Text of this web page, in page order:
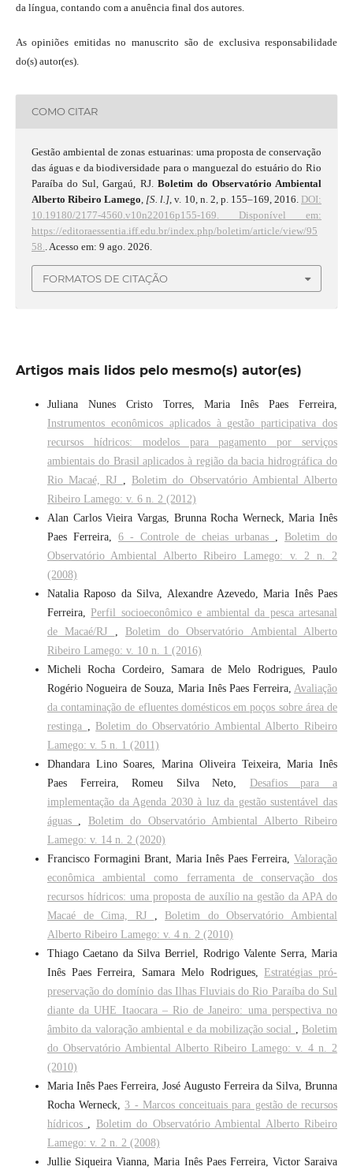
da língua, contando com a anuência final dos autores.
As opiniões emitidas no manuscrito são de exclusiva responsabilidade
do(s) autor(es).
COMO CITAR
Gestão ambiental de zonas estuarinas: uma proposta de conservação
das águas e da biodiversidade para o manguezal do estuário do Rio
Paraíba do Sul, Gargaú, RJ. Boletim do Observatório Ambiental
Alberto Ribeiro Lamego [S. l.] , v. 10, n. 2, p. 155–169, 2016. DOI:
10.19180/2177-4560.v10n22016p155-169.
Disponível em:
https://editoraessentia.iff.edu.br/index.php/boletim/article/view/95
58.
. Acesso em: 9 ago. 2026.
FORMATOS DE CITAÇÃO
Artigos mais lidos pelo mesmo(s) autor(es)
Juliana Nunes Cristo Torres, Maria Inês Paes Ferreira,
Instrumentos econômicos aplicados à gestão participativa dos
recursos hídricos: modelos para pagamento por serviços
ambientais do Brasil aplicados à região da bacia hidrográfica do
Rio Macaé, RJ
Boletim do Observatório Ambiental Alberto
Ribeiro Lamego: v. 6 n. 2 (2012)
Alan Carlos Vieira Vargas, Brunna Rocha Werneck, Maria Inês
Paes Ferreira, 6 - Controle de cheias urbanas
Boletim do
Observatório Ambiental Alberto Ribeiro Lamego: v. 2 n. 2
(2008)
Natalia Raposo da Silva, Alexandre Azevedo, Maria Inês Paes
Ferreira, Perfil socioeconômico e ambiental da pesca artesanal
de Macaé/RJ
Boletim do Observatório Ambiental Alberto
Ribeiro Lamego: v. 10 n. 1 (2016)
Micheli Rocha Cordeiro, Samara de Melo Rodrigues, Paulo
Rogério Nogueira de Souza, Maria Inês Paes Ferreira, Avaliação
da contaminação de efluentes domésticos em poços sobre área de
restinga
Boletim do Observatório Ambiental Alberto Ribeiro
Lamego: v. 5 n. 1 (2011)
Dhandara Lino Soares, Marina Oliveira Teixeira, Maria Inês
Paes Ferreira, Romeu Silva Neto, Desafios para a
implementação da Agenda 2030 à luz da gestão sustentável das
águas
Boletim do Observatório Ambiental Alberto Ribeiro
Lamego: v. 14 n. 2 (2020)
Francisco Formagini Brant, Maria Inês Paes Ferreira,Valoração
econômica ambiental como ferramenta de conservação dos
recursos hídricos: uma proposta de auxílio na gestão da APA do
Macaé de Cima, RJ
Boletim do Observatório Ambiental
Alberto Ribeiro Lamego: v. 4 n. 2 (2010)
Thiago Caetano da Silva Berriel, Rodrigo Valente Serra, Maria
Inês Paes Ferreira, Samara Melo Rodrigues, Estratégias pró-
preservação do domínio das Ilhas Fluviais do Rio Paraíba do Sul
diante da UHE Itaocara – Rio de Janeiro: uma perspectiva no
âmbito da valoração ambiental e da mobilização social
Boletim
do Observatório Ambiental Alberto Ribeiro Lamego: v. 4 n. 2
(2010)
Maria Inês Paes Ferreira, José Augusto Ferreira da Silva, Brunna
Rocha Werneck,3 - Marcos conceituais para gestão de recursos
hídricos
Boletim do Observatório Ambiental Alberto Ribeiro
Lamego: v. 2 n. 2 (2008)
Jullie Siqueira Vianna, Maria Inês Paes Ferreira, Victor Saraiva